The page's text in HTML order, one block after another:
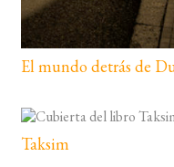
El mundo detrás de
Taksim